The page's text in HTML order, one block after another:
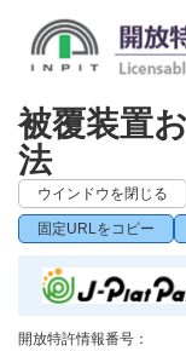
被覆装置
法
ウインドウを閉じる
固定URLをコピー
開放特許情報番号：